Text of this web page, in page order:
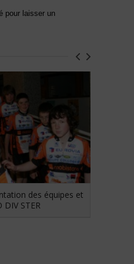
pour laisser un
des équipes et
DIV STER